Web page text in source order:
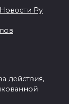
Ру
действия,